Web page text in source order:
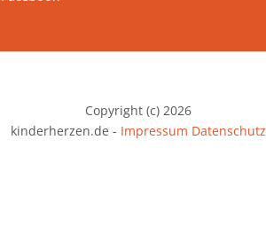
Copyright (c) 2026
kinderherzen.de - Impressum Datenschutz